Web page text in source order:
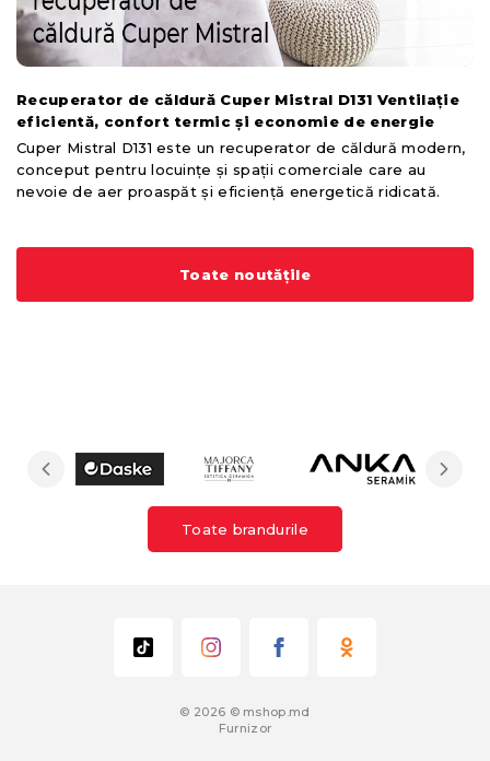
Recuperator de căldură Cuper Mistral D131 Ventilație
eficientă, confort termic și economie de energie
Cuper Mistral D131 este un recuperator de căldură modern,
conceput pentru locuințe și spații comerciale care au
nevoie de aer proaspăt și eficiență energetică ridicată.
Toate noutățile
Toate brandurile
© 2026 © mshop.md
Furnizor